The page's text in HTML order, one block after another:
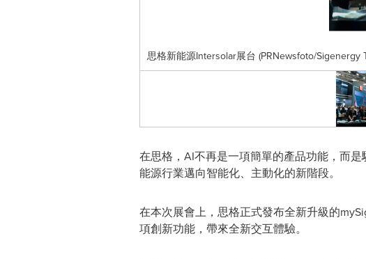
思格新能源Intersolar展台 (PRNewsfoto/Sigenergy
在思格，AI不再是一項簡單的產品功能，而
能源行業邁向智能化、主動化的新階段。
在本次展會上，思格正式發布全新升級的
項創新功能，帶來全新交互體驗。